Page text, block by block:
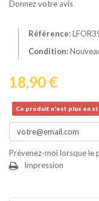
Donnez votre avis
Référence:
Condition:
18,90 €
Ce produit n'est plus en
Prévenez-moi lorsque le
Impression